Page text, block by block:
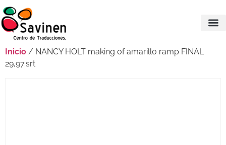
Inicio / NANCY HOLT making of amarillo ramp FINAL
29,97.srt